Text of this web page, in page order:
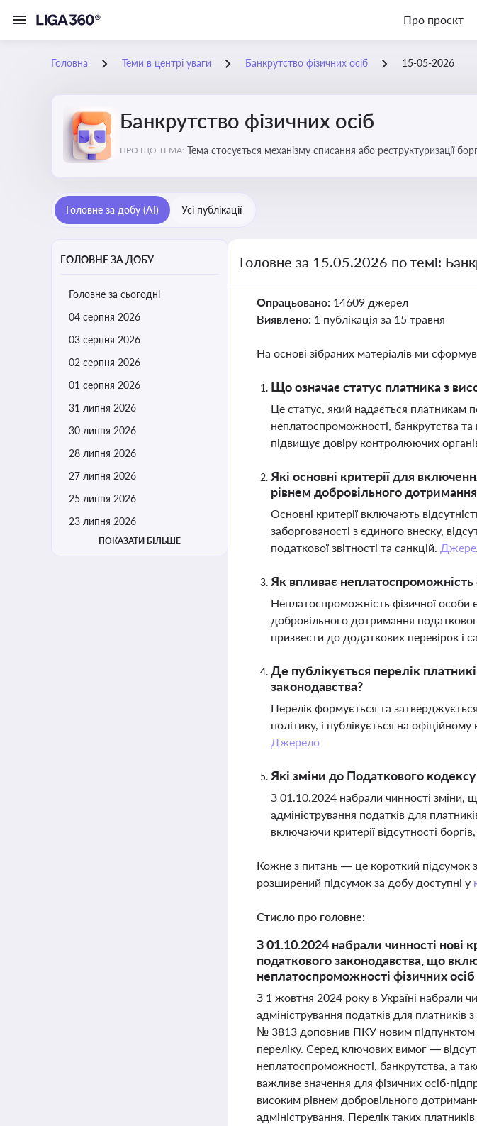
Про проєкт
Головна Теми в центрі уваги Банкрутство фізичних осіб 15-05-2026
Банкрутство фізичних осіб
ПРО ЩО ТЕМА: Тема стосується механізму списання або реструктуризації
Головне за добу (AI) Усі публікації
ГОЛОВНЕ ЗА ДОБУ
Головне за сьогодні
04 серпня 2026
03 серпня 2026
02 серпня 2026
01 серпня 2026
31 липня 2026
30 липня 2026
28 липня 2026
27 липня 2026
25 липня 2026
23 липня 2026
ПОКАЗАТИ БІЛЬШЕ
Головне за 15.05.2026 по темі:
Опрацьовано: 14609 джерел
Виявлено: 1 публікація за 15 травня
На основі зібраних матеріалів ми
Що означає статус платника з
Це статус, який надається платникам
неплатоспроможності, банкрутства та
підвищує довіру контролюючих
Які основні критерії для
рівнем добровільного
Основні критерії включають
заборгованості з єдиного внеску,
податкової звітності та санкцій.
Як впливає неплатоспроможність
Неплатоспроможність фізичної особи
добровільного дотримання
призвести до додаткових перевірок і
Де публікується перелік
законодавства?
Перелік формується та
політику, і публікується на
Джерело
Які зміни до Податкового
З 01.10.2024 набрали чинності
адміністрування податків для
включаючи критерії відсутності
Кожне з питань — це короткий підсумок
розширений підсумок за добу доступні у
Стисло про головне:
З 01.10.2024 набрали чинності нові
податкового законодавства, що
неплатоспроможності фізичних осіб
З 1 жовтня 2024 року в Україні набрали
адміністрування податків для
№ 3813 доповнив ПКУ новим підпунктом
переліку. Серед ключових вимог —
неплатоспроможності, банкрутства, а
важливе значення для фізичних осіб-
високим рівнем добровільного
адміністрування. Перелік таких